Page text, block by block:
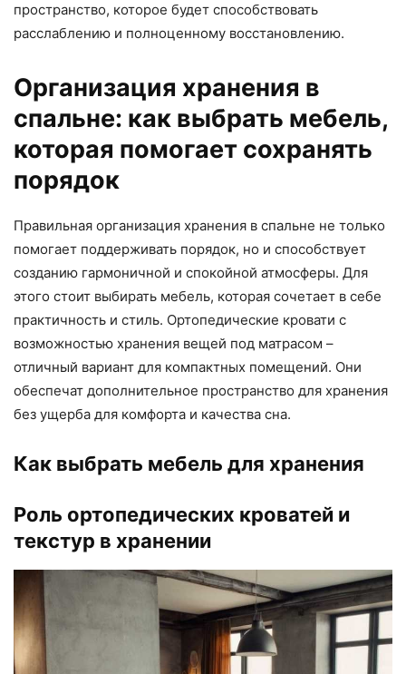
пространство, которое будет способствовать
расслаблению и полноценному восстановлению.
Организация хранения в
спальне: как выбрать мебель,
которая помогает сохранять
порядок
Правильная организация хранения в спальне не только
помогает поддерживать порядок, но и способствует
созданию гармоничной и спокойной атмосферы. Для
этого стоит выбирать мебель, которая сочетает в себе
практичность и стиль. Ортопедические кровати с
возможностью хранения вещей под матрасом –
отличный вариант для компактных помещений. Они
обеспечат дополнительное пространство для хранения
без ущерба для комфорта и качества сна.
Как выбрать мебель для хранения
Роль ортопедических кроватей и
текстур в хранении